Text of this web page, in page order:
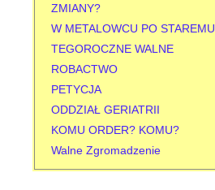
ZMIANY?
W METALOWCU PO STAREMU
TEGOROCZNE WALNE
ROBACTWO
PETYCJA
ODDZIAŁ GERIATRII
KOMU ORDER? KOMU?
Walne Zgromadzenie